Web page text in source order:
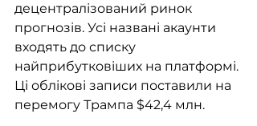
децентралізований ринок
прогнозів. Усі названі акаунти
входять до списку
найприбутковіших на платформі.
Ці облікові записи поставили на
перемогу Трампа $42,4 млн.